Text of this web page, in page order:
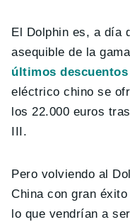
El Dolphin es, a día
asequible de la
últimos descuentos
eléctrico chino se
los 22.000 euros
III.
Pero volviendo al
China con gran
lo que vendrían a